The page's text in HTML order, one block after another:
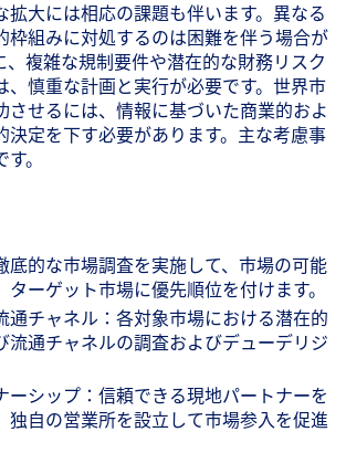
拡大には相応の課題も伴います。異なる
枠組みに対処するのは困難を伴う場合が
、複雑な規制要件や潜在的な財務リスク
、慎重な計画と実行が必要です。世界市
させるには、情報に基づいた商業的およ
決定を下す必要があります。主な考慮事
。
底的な市場調査を実施して、市場の可能
ターゲット市場に優先順位を付けます。
通チャネル：各対象市場における潜在的
流通チャネルの調査およびデューデリジ
ーシップ：信頼できる現地パートナーを
独自の営業所を設立して市場参入を促進